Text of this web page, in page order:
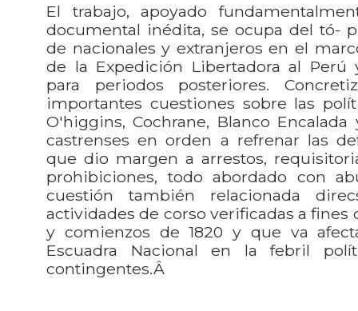
El trabajo, apoyado
documental inédita, se ocupa del tó-
de nacionales y extranjeros en el
de la Expedición Libertadora al Perú
para periodos posteriores.
importantes cuestiones sobre las
O'higgins, Cochrane, Blanco
castrenses en orden a refrenar las
que dio margen a arrestos,
prohibiciones, todo abordado con
cuestión también relacionada
actividades de corso verificadas a fines
y comienzos de 1820 y que va
Escuadra Nacional en la febril
contingentes.Â